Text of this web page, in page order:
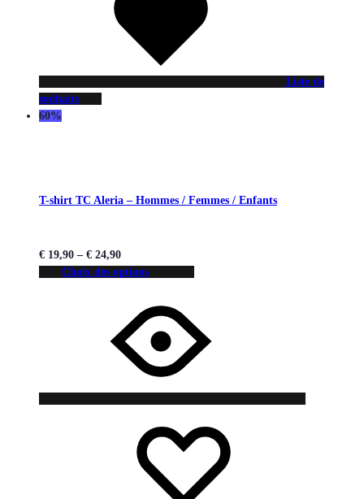
Liste de
souhaits
60%
T-shirt TC Aleria – Hommes / Femmes / Enfants
€ 19,90 – € 24,90
Choix des options